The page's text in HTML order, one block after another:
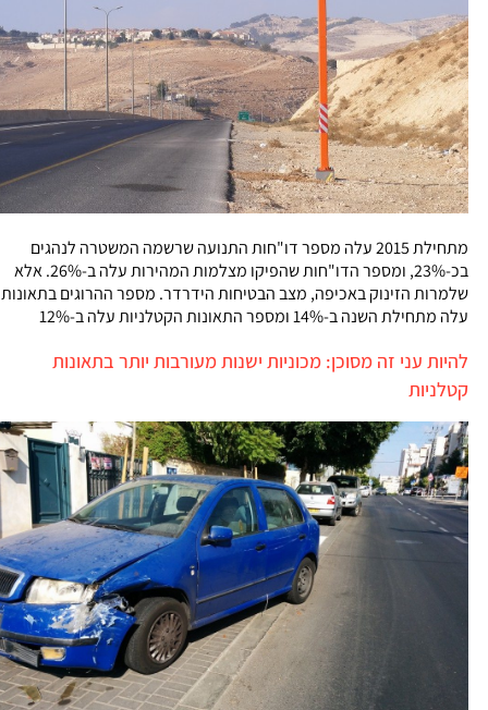
מתחילת 2015 עלה מספר דו"חות התנועה שרשמה המשטרה לנהגים
בכ-23%, ומספר הדו"חות שהפיקו מצלמות המהירות עלה ב-26%. אלא
שלמרות הזינוק באכיפה, מצב הבטיחות הידרדר. מספר ההרוגים בתאונות
עלה מתחילת השנה ב-14% ומספר התאונות הקטלניות עלה ב-12%
להיות עני זה מסוכן: מכוניות ישנות מעורבות יותר בתאונות
קטלניות